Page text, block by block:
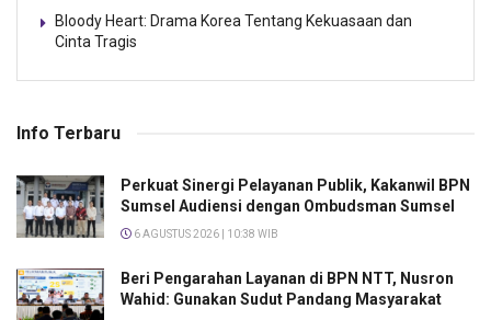
Bloody Heart: Drama Korea Tentang Kekuasaan dan
Cinta Tragis
Info Terbaru
Perkuat Sinergi Pelayanan Publik, Kakanwil BPN
Sumsel Audiensi dengan Ombudsman Sumsel
6 AGUSTUS 2026 | 10:38 WIB
Beri Pengarahan Layanan di BPN NTT, Nusron
Wahid: Gunakan Sudut Pandang Masyarakat